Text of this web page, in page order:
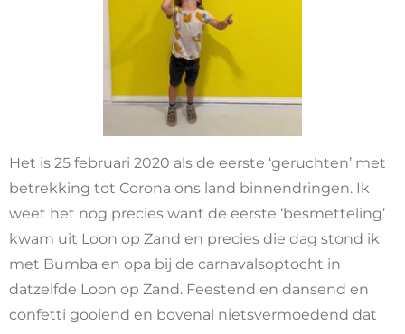
Het is 25 februari 2020 als de eerste ‘geruchten’ met
betrekking tot Corona ons land binnendringen. Ik
weet het nog precies want de eerste ‘besmetteling’
kwam uit Loon op Zand en precies die dag stond ik
met Bumba en opa bij de carnavalsoptocht in
datzelfde Loon op Zand. Feestend en dansend en
confetti gooiend en bovenal nietsvermoedend dat